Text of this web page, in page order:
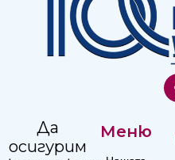
Да
осигурим
Меню